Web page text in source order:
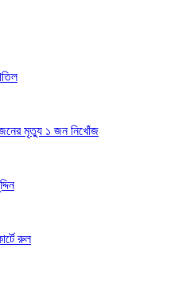
জনের মৃত্যু ১ জন নিখোঁজ
রুল